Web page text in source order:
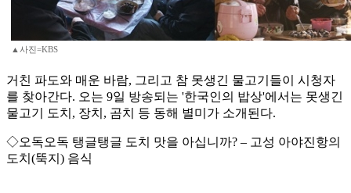
▲사진=KBS
거친 파도와 매운 바람, 그리고 참 못생긴 물고기들이 시청자
를 찾아간다. 오는 9일 방송되는 '한국인의 밥상'에서는 못생긴
물고기 도치, 장치, 곰치 등 동해 별미가 소개된다.
◇오독오독 탱글탱글 도치 맛을 아십니까? – 고성 아야진항의
도치(뚝지) 음식